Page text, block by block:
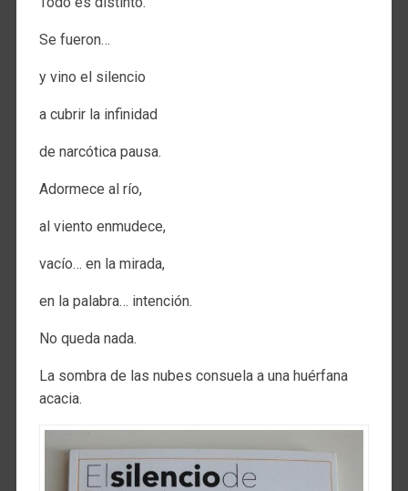
Se fueron…
y vino el silencio
a cubrir la infinidad
de narcótica pausa.
Adormece al río,
al viento enmudece,
vacío… en la mirada,
en la palabra… intención.
No queda nada.
La sombra de las nubes consuela a una huérfana
acacia.